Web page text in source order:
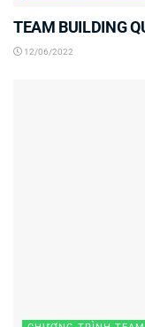
TEAM BUILDING
12/06/2022